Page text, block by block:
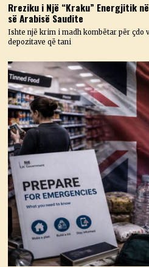
Rreziku i Një “Kraku” Energjitik
së Arabisë Saudite
Ishte një krim i madh kombëtar për çdo
depozitave që tani